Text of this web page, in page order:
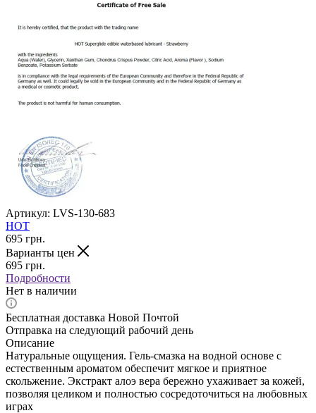
Артикул: LVS-130-683
HOT
695 грн.
Варианты цен
695 грн.
Подробности
Нет в наличии
Бесплатная доставка Новой Почтой
Отправка на следующий рабочий день
Описание
Натуральные ощущения. Гель-смазка на водной основе с
естественным ароматом обеспечит мягкое и приятное
скольжение. Экстракт алоэ вера бережно ухаживает за кожей,
позволяя целиком и полностью сосредоточиться на любовных
играх